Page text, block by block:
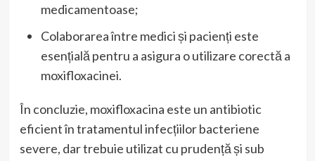
medicamentoase;
Colaborarea între medici și pacienți este
esențială pentru a asigura o utilizare corectă a
moxifloxacinei.
În concluzie, moxifloxacina este un antibiotic
eficient în tratamentul infecțiilor bacteriene
severe, dar trebuie utilizat cu prudență și sub